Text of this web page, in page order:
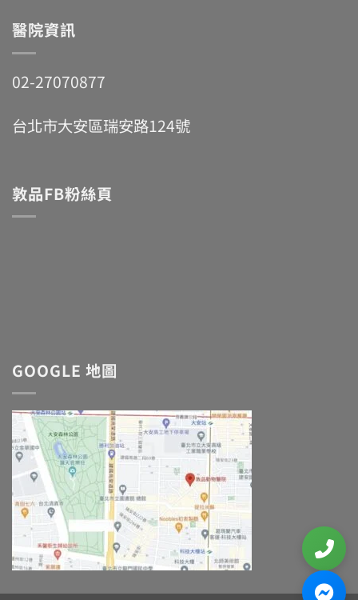
醫院資訊
02-27070877
台北市大安區瑞安路124號
敦品FB粉絲頁
GOOGLE 地圖